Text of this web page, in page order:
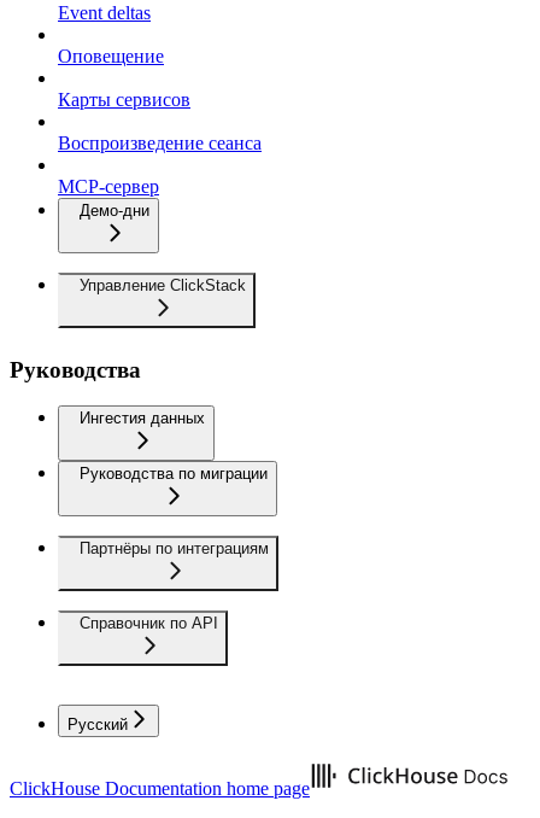
Event deltas
Оповещение
Карты сервисов
Воспроизведение сеанса
MCP-сервер
Демо-дни
Управление ClickStack
Руководства
Ингестия данных
Руководства по миграции
Партнёры по интеграциям
Справочник по API
Русский
ClickHouse Documentation home page